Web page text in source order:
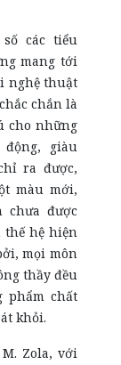
các tiểu
mang tới
nghệ thuật
chắn là
cho những
giàu
ra được,
màu mới,
chưa được
thế hệ hiện
mọi môn
thầy đều
phẩm chất
khỏi.
Zola, với